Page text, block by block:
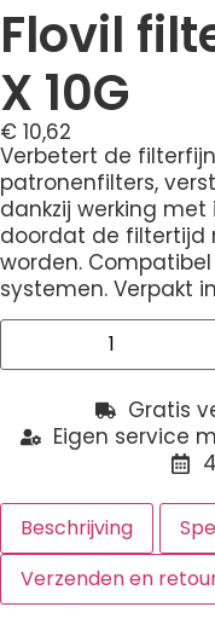
Flovil
X 10G
€ 10,62
Verbetert de
patronenfilters,
dankzij werking
doordat de filtertijd
worden.
systemen. Verpakt
Gratis
Eigen service
Beschrijving
Verzenden en